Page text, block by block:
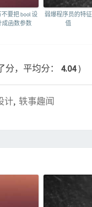
要把 bool 设
成函数参数
弱爆程序员的特征
值
分，平均分： 4.04)
计, 轶事趣闻